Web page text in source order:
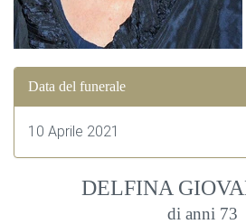
Data del funerale
10 Aprile 2021
DELFINA
di anni 73